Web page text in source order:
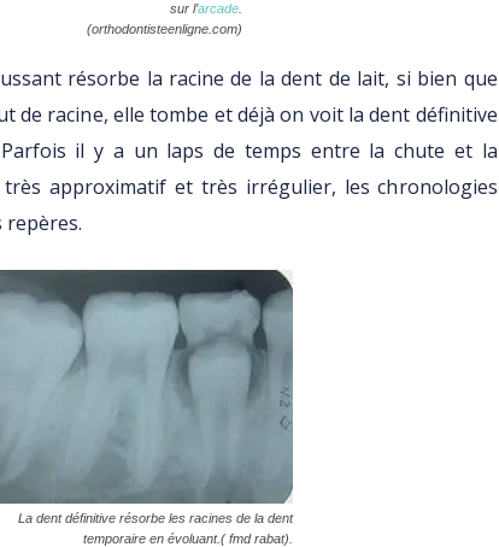
sur l’arcade.
(orthodontisteenligne.com)
résorbe la racine de la dent de lait, si bien que
de racine, elle tombe et déjà on voit la dent définitive
il y a un laps de temps entre la chute et la
approximatif et très irrégulier, les chronologies
repères.
La dent définitive résorbe les racines de la dent
temporaire en évoluant.( fmd rabat).